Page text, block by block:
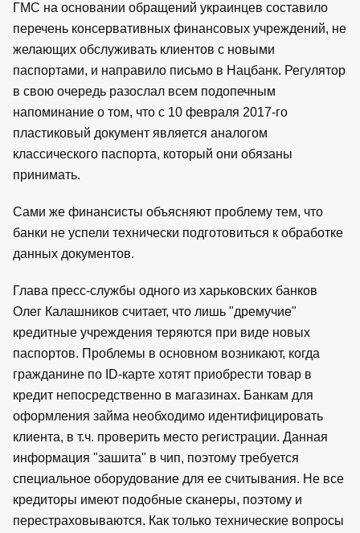
ГМС на основании обращений украинцев составило
перечень консервативных финансовых учреждений, не
желающих обслуживать клиентов с новыми
паспортами, и направило письмо в Нацбанк. Регулятор
в свою очередь разослал всем подопечным
напоминание о том, что с 10 февраля 2017-го
пластиковый документ является аналогом
классического паспорта, который они обязаны
принимать.
Сами же финансисты объясняют проблему тем, что
банки не успели технически подготовиться к обработке
данных документов.
Глава пресс-службы одного из харьковских банков
Олег Калашников считает, что лишь "дремучие"
кредитные учреждения теряются при виде новых
паспортов. Проблемы в основном возникают, когда
гражданине по ID-карте хотят приобрести товар в
кредит непосредственно в магазинах. Банкам для
оформления займа необходимо идентифицировать
клиента, в т.ч. проверить место регистрации. Данная
информация "зашита" в чип, поэтому требуется
специальное оборудование для ее считывания. Не все
кредиторы имеют подобные сканеры, поэтому и
перестраховываются. Как только технические вопросы